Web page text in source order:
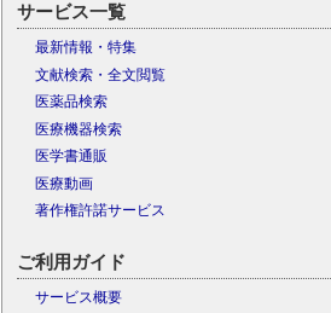
サービス一覧
最新情報・特集
文献検索・全文閲覧
医薬品検索
医療機器検索
医学書通販
医療動画
著作権許諾サービス
ご利用ガイド
サービス概要